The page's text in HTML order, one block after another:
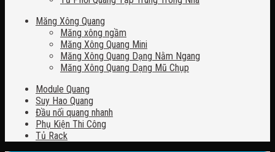
Măng Xông Quang
Măng xông ngầm
Măng Xông Quang Mini
Măng Xông Quang Dạng Nằm Ngang
Măng Xông Quang Dạng Mũ Chụp
Module Quang
Suy Hao Quang
Đầu nối quang nhanh
Phụ Kiện Thi Công
Tủ Rack